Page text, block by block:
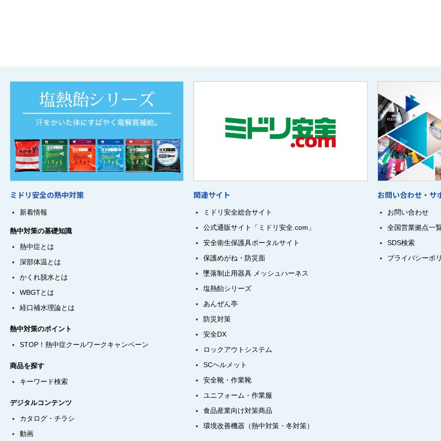
ミドリ安全の熱中対策
新着情報
熱中対策の基礎知識
熱中症とは
深部体温とは
かくれ脱水とは
WBGTとは
経口補水理論とは
熱中対策のポイント
STOP！熱中症クールワークキャンペーン
商品を探す
キーワード検索
デジタルコンテンツ
カタログ・チラシ
動画
関連サイト
ミドリ安全総合サイト
公式通販サイト「ミドリ安全.com」
安全衛生保護具ポータルサイト
保護めがね・防災面
墜落制止用器具 メッシュハーネス
塩熱飴シリーズ
あんぜん亭
防災対策
安全DX
ロックアウトシステム
SCヘルメット
安全靴・作業靴
ユニフォーム・作業服
食品産業向け対策商品
環境改善機器（熱中対策・冬対策）
お問い合わせ・サ
お問い合わせ
全国営業拠点一
SDS検索
プライバシーポ